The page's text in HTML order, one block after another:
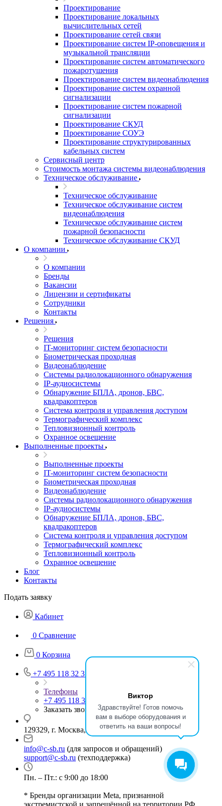
Виктор
Здравствуйте! Готов помочь
вам в выборе оборудования и
ответить на ваши вопросы!
Проектирование
Проектирование локальных
вычислительных сетей
Проектирование сетей связи
Проектирование систем IP-оповещения и
музыкальной трансляции
Проектирование систем автоматического
пожаротушения
Проектирование систем видеонаблюдения
Проектирование систем охранной
сигнализации
Проектирование систем пожарной
сигнализации
Проектирование СКУД
Проектирование СОУЭ
Проектирование структурированных
кабельных систем
Сервисный центр
Стоимость монтажа системы видеонаблюдения
Техническое обслуживание
Техническое обслуживание
Техническое обслуживание систем
видеонаблюдения
Техническое обслуживание систем
пожарной безопасности
Техническое обслуживание СКУД
О компании
О компании
Бренды
Вакансии
Лицензии и сертификаты
Сотрудники
Контакты
Решения
Решения
IT-мониторинг систем безопасности
Биометрическая проходная
Видеонаблюдение
Системы радиолокационного обнаружения
IP-аудиосистемы
Обнаружение БПЛА, дронов, БВС,
квадракоптеров
Система контроля и управления доступом
Термографический комплекс
Тепловизионный контроль
Охранное освещение
Выполненные проекты
Выполненные проекты
IT-мониторинг систем безопасности
Биометрическая проходная
Видеонаблюдение
Системы радиолокационного обнаружения
IP-аудиосистемы
Обнаружение БПЛА, дронов, БВС,
квадракоптеров
Система контроля и управления доступом
Термографический комплекс
Тепловизионный контроль
Охранное освещение
Блог
Контакты
Подать заявку
Кабинет
0 Сравнение
0 Корзина
+7 495 118 32 37
Телефоны
+7 495 118 32 37
Заказать звонок
129329, г. Москва, ул. Кольская, д.1, стр.2
info@c-sb.ru (для запросов и обращений)
support@c-sb.ru (техподдержка)
Пн. – Пт.: с 9:00 до 18:00
* Бренды организации Meta, признанной
экстремистской и запрещённой на территории РФ